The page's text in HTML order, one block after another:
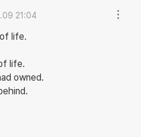
21:04
life.
life.
owned.